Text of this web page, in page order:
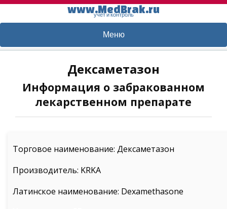
www.MedBrak.ru
учет и контроль
Меню
Дексаметазон
Информация о забракованном
лекарственном препарате
Торговое наименование: Дексаметазон
Производитель: KRKA
Латинское наименование: Dexamethasone